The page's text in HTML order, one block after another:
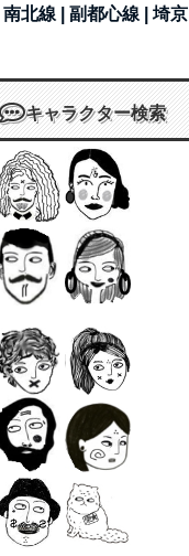
南北線 | 副都心線 | 埼京
キャラクター検索